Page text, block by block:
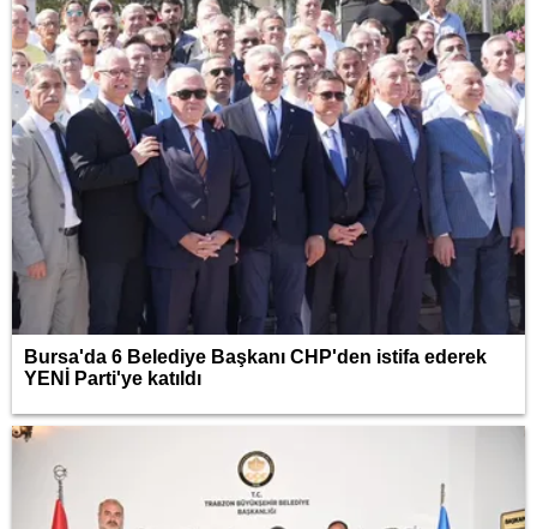
Bursa'da 6 Belediye Başkanı CHP'den istifa ederek
YENİ Parti'ye katıldı